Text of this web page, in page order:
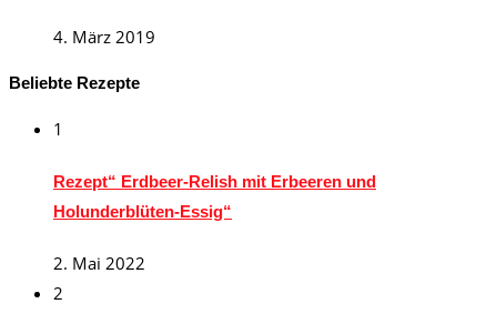
4. März 2019
Beliebte Rezepte
1
Rezept“ Erdbeer-Relish mit Erbeeren und
Holunderblüten-Essig“
2. Mai 2022
2